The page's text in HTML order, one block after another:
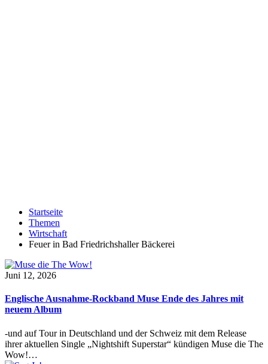
Startseite
Themen
Wirtschaft
Feuer in Bad Friedrichshaller Bäckerei
Juni 12, 2026
Englische Ausnahme-Rockband Muse Ende des Jahres mit
neuem Album
-und auf Tour in Deutschland und der Schweiz mit dem Release
ihrer aktuellen Single „Nightshift Superstar“ kündigen Muse die The
Wow!…